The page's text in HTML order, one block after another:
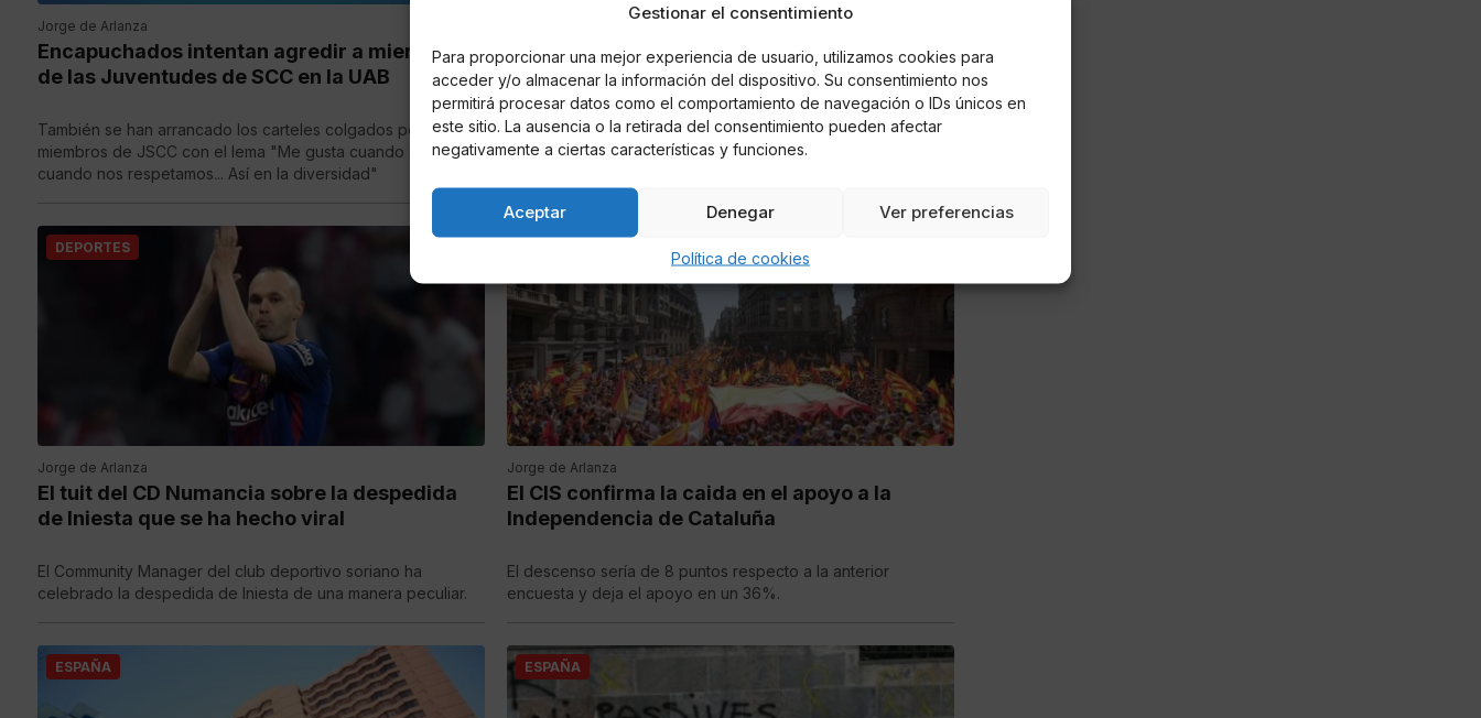
Gestionar el consentimiento
Para proporcionar una mejor experiencia de usuario, utilizamos cookies para
acceder y/o almacenar la información del dispositivo. Su consentimiento nos
permitirá procesar datos como el comportamiento de navegación o IDs únicos en
este sitio. La ausencia o la retirada del consentimiento pueden afectar
negativamente a ciertas características y funciones.
Aceptar Denegar Ver preferencias
Política de cookies
Jorge de Arlanza
Encapuchados intentan agredir a miembros
de las Juventudes de SCC en la UAB
También se han arrancado los carteles colgados por los
miembros de JSCC con el lema "Me gusta cuando somos,
cuando nos respetamos... Así en la diversidad"
Grafiteros vandalizan y arrojan piedras a un
convoy del metro de BCN
Los graffiteros la tomaron con un convoy de recogida de
trabajadores y lanzaron piedras y amenazaron a los mismos.
DEPORTES
Jorge de Arlanza
El tuit del CD Numancia sobre la despedida
de Iniesta que se ha hecho viral
El Community Manager del club deportivo soriano ha
celebrado la despedida de Iniesta de una manera peculiar.
Jorge de Arlanza
El CIS confirma la caida en el apoyo a la
Independencia de Cataluña
El descenso sería de 8 puntos respecto a la anterior
encuesta y deja el apoyo en un 36%.
ESPAÑA ESPAÑA